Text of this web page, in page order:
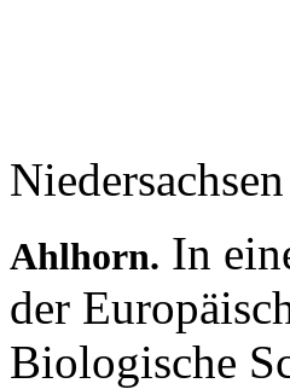
Ahlhorn. In
der
Biologische